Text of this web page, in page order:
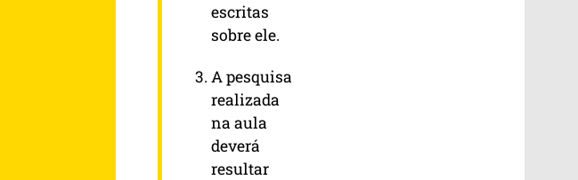
escritas
sobre ele.
A pesquisa
realizada
na aula
deverá
resultar